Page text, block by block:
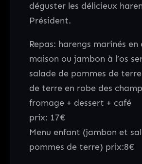
déguster les délicieux
Président.
Repas: harengs marinés
maison ou jambon à l’os
salade de pommes de
de terre en robe des
fromage + dessert + café
prix: 17€
Menu enfant (jambon et
pommes de terre) prix:8€